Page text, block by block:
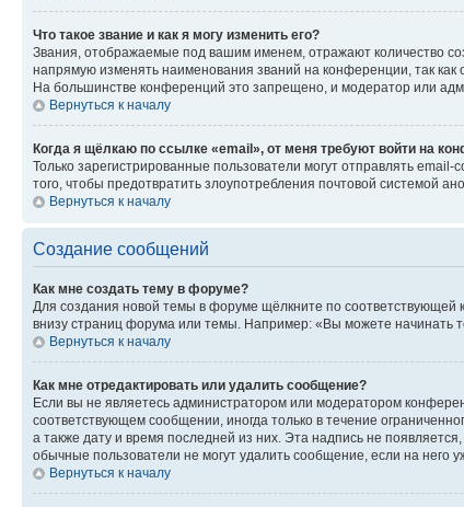
Что такое звание и как я могу изменить его?
Звания, отображаемые под вашим именем, отражают количество
напрямую изменять наименования званий на конференции, так
На большинстве конференций это запрещено, и модератор или
Вернуться к началу
Когда я щёлкаю по ссылке «email», от меня требуют войти на
Только зарегистрированные пользователи могут отправлять
того, чтобы предотвратить злоупотребления почтовой системой
Вернуться к началу
Создание сообщений
Как мне создать тему в форуме?
Для создания новой темы в форуме щёлкните по соответствующей
внизу страниц форума или темы. Например: «Вы можете начинать
Вернуться к началу
Как мне отредактировать или удалить сообщение?
Если вы не являетесь администратором или модератором
соответствующем сообщении, иногда только в течение
а также дату и время последней из них. Эта надпись не
обычные пользователи не могут удалить сообщение, если на него
Вернуться к началу